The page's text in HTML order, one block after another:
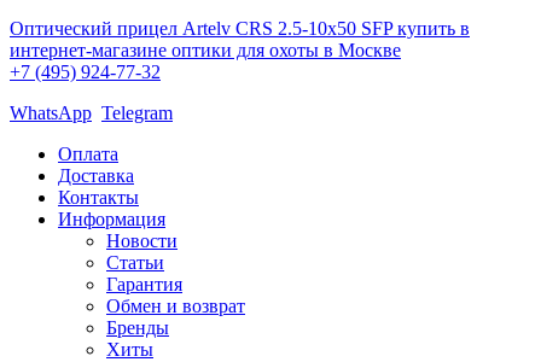
Оптический прицел Artelv CRS 2.5-10x50 SFP купить в
интернет-магазине оптики для охоты в Москве
+7 (495) 924-77-32
WhatsApp Telegram
Оплата
Доставка
Контакты
Информация
Новости
Статьи
Гарантия
Обмен и возврат
Бренды
Хиты